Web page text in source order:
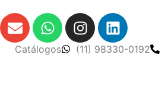
Catálogos (11) 98330-0192